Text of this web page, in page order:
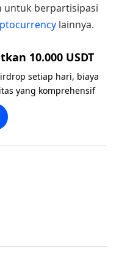
untuk berpartisipasi
lainnya.
10.000 USDT
setiap hari, biaya
yang komprehensif